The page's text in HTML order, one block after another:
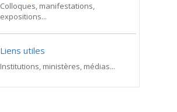
Colloques, manifestations,
expositions...
Liens utiles
Institutions, ministères, médias...